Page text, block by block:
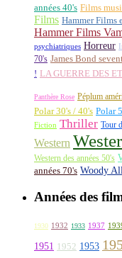
années 40's Films
Films Hammer Films
Hammer Films
psychiatriques Horreur
70's James Bond
! LA GUERRE DES
Panthère Rose Péplum
Polar 30's / 40's Polar
Fiction Thriller Tour
Western
Western des années 50's
années 70's Woody
Années des
1930 1932 1933 1937
1951 1952 1953